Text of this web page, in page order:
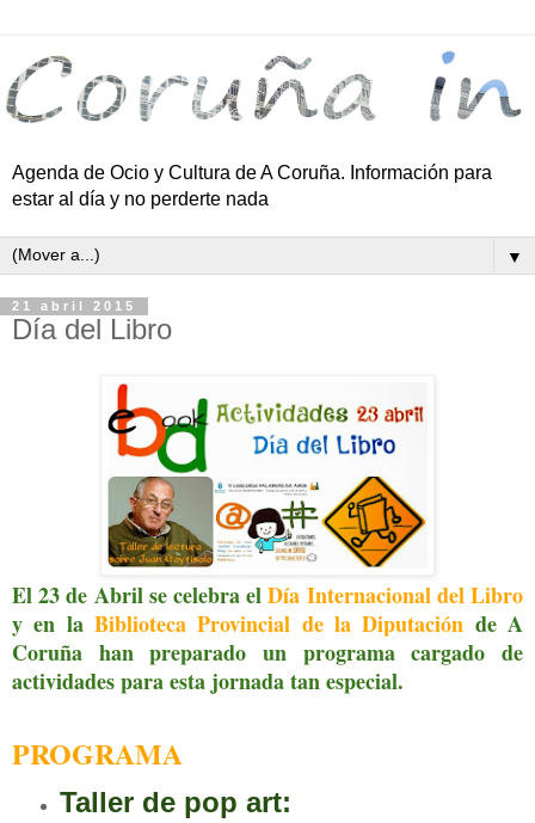
Agenda de Ocio y Cultura de A Coruña. Información para
estar al día y no perderte nada
▼
21 abril 2015
Día del Libro
El 23 de Abril se celebra elDía Internacional del Libro
y en la Biblioteca Provincial de la Diputación de A
Coruña han preparado un programa cargado de
actividades para esta jornada tan especial.
PROGRAMA
Taller de pop art: